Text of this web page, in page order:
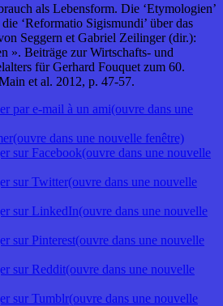
als Lebensform. Die ‘Etymologien’
‘Reformatio Sigismundi’ über das
Seggern et Gabriel Zeilinger (dir.):
». Beiträge zur Wirtschafts- und
für Gerhard Fouquet zum 60.
et al. 2012, p. 47-57.
par e-mail à un ami(ouvre dans une
dans une nouvelle fenêtre)
sur Facebook(ouvre dans une nouvelle
sur Twitter(ouvre dans une nouvelle
sur LinkedIn(ouvre dans une nouvelle
sur Pinterest(ouvre dans une nouvelle
sur Reddit(ouvre dans une nouvelle
sur Tumblr(ouvre dans une nouvelle